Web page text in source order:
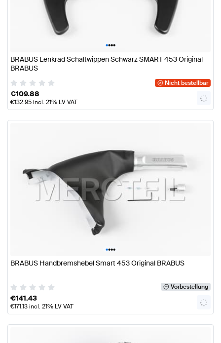
••••
BRABUS Lenkrad Schaltwippen Schwarz SMART 453 Original
BRABUS
Nicht bestellbar
€109.88
€132.95incl. 21% LV VAT
••••
BRABUS Handbremshebel Smart 453 Original BRABUS
Vorbestellung
€141.43
€171.13incl. 21% LV VAT